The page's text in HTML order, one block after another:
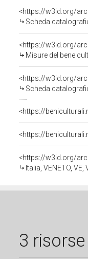
<https://w3id.org/
Scheda
<https://w3id.org/
Misure del bene
<https://w3id.org/
Scheda
<https://w3id.org/
Italia, VENETO, VE,
3 risorse